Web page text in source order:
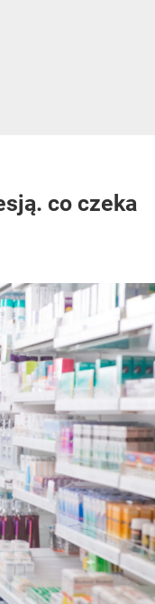
co czeka